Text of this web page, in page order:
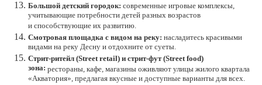
Большой детский городок: современные игровые комплексы,
учитывающие потребности детей разных возрастов
и способствующие их развитию.
Смотровая площадка с видом на реку: насладитесь красивыми
видами на реку Десну и отдохните от суеты.
Стрит-ритейл (Street retail) и стрит-фут (Street food)
зона: рестораны, кафе, магазины оживляют улицы жилого квартала
«Акватория», предлагая вкусные и доступные варианты для всех.